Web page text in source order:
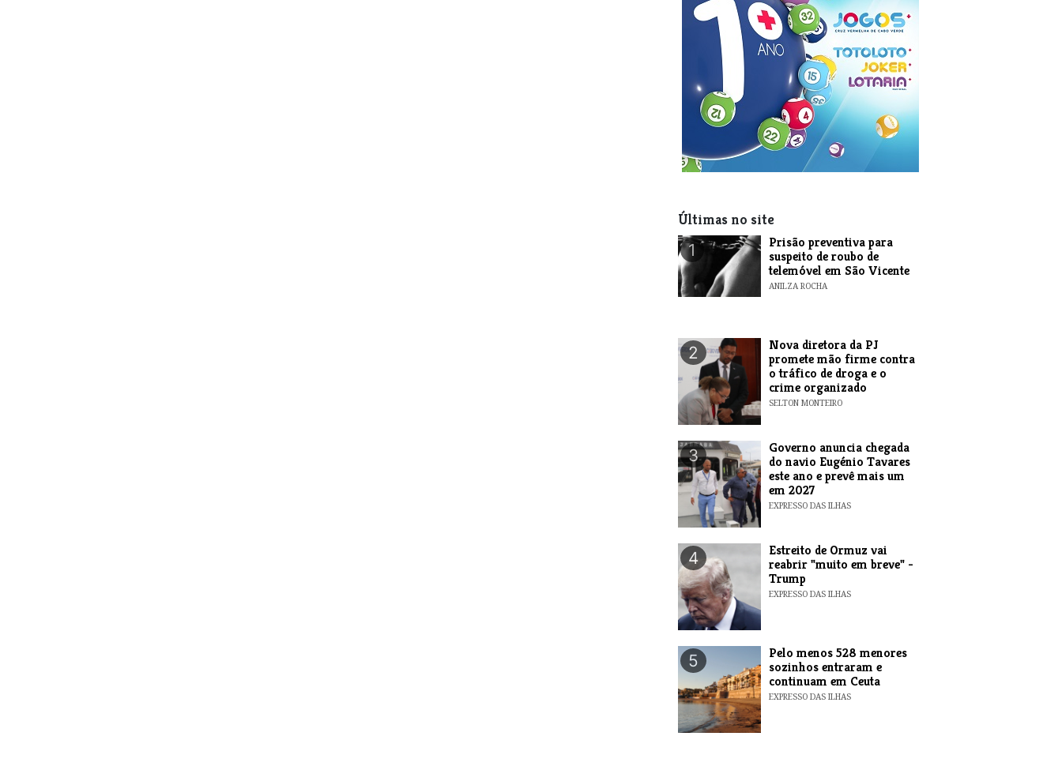
Últimas no site
1
Prisão preventiva para
suspeito de roubo de
telemóvel em São Vicente
ANILZA ROCHA
2
Nova diretora da PJ
promete mão firme contra
o tráfico de droga e o
crime organizado
SELTON MONTEIRO
3
Governo anuncia chegada
do navio Eugénio Tavares
este ano e prevê mais um
em 2027
EXPRESSO DAS ILHAS
4
Estreito de Ormuz vai
reabrir "muito em breve" -
Trump
EXPRESSO DAS ILHAS
5
Pelo menos 528 menores
sozinhos entraram e
continuam em Ceuta
EXPRESSO DAS ILHAS